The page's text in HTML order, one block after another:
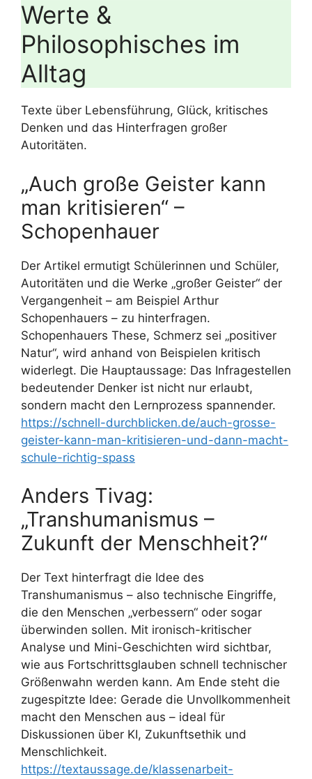
Werte &
Philosophisches im
Alltag
Texte über Lebensführung, Glück, kritisches
Denken und das Hinterfragen großer
Autoritäten.
„Auch große Geister kann
man kritisieren“ –
Schopenhauer
Der Artikel ermutigt Schülerinnen und Schüler,
Autoritäten und die Werke „großer Geister“ der
Vergangenheit – am Beispiel Arthur
Schopenhauers – zu hinterfragen.
Schopenhauers These, Schmerz sei „positiver
Natur“, wird anhand von Beispielen kritisch
widerlegt. Die Hauptaussage: Das Infragestellen
bedeutender Denker ist nicht nur erlaubt,
sondern macht den Lernprozess spannender.
https://schnell-durchblicken.de/auch-grosse-
geister-kann-man-kritisieren-und-dann-macht-
schule-richtig-spass
Anders Tivag:
„Transhumanismus –
Zukunft der Menschheit?“
Der Text hinterfragt die Idee des
Transhumanismus – also technische Eingriffe,
die den Menschen „verbessern“ oder sogar
überwinden sollen. Mit ironisch-kritischer
Analyse und Mini-Geschichten wird sichtbar,
wie aus Fortschrittsglauben schnell technischer
Größenwahn werden kann. Am Ende steht die
zugespitzte Idee: Gerade die Unvollkommenheit
macht den Menschen aus – ideal für
Diskussionen über KI, Zukunftsethik und
Menschlichkeit.
https://textaussage.de/klassenarbeit-